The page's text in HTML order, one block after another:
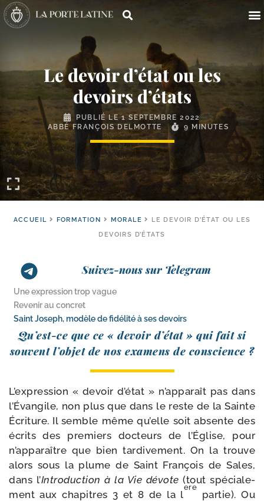
Le devoir d’état ou les
devoirs d’états
PUBLIÉ LE1 SEPTEMBRE 2022
ABBÉ FRANÇOIS DELMOTTE
9 MINUTES
ACCUEIL FORMATION MORALE
LE DEVOIR D’ÉTAT OU LES
DEVOIRS D’ÉTATS
Suivez-nous sur Telegram
Une expression trop vague
Revenir au concret
Saint Joseph, modèle de fidélité à ses devoirs
Qu’est-​ce que ce « devoir d’é­tat » qui fait si
sou­vent l’ob­jet de nos exa­mens de conscience ?
L’expression « devoir d’é­tat » n’ap­pa­raît pas dans
l’Évangile, non plus que dans le reste de la Sainte
Écriture. Il semble même qu’elle soit absente des
écrits des pre­miers doc­teurs de l’Église, pour
n’ap­pa­raître que bien tar­di­ve­ment. On la trouve
alors sous la plume de Saint François de Sales,
dans l’Introduction à la Vie dévote (tout spé­cia­le­
ment aux cha­pitres 3 et 8 de la l
ere
par­tie). Ou